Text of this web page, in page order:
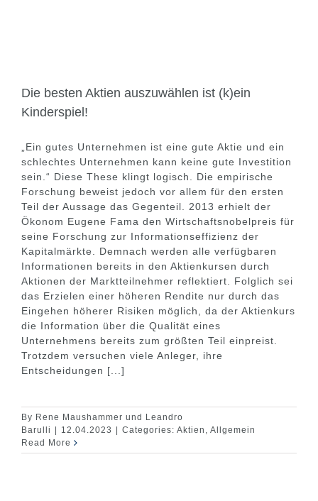
Die besten Aktien auszuwählen ist (k)ein
Kinderspiel!
„Ein gutes Unternehmen ist eine gute Aktie und ein
schlechtes Unternehmen kann keine gute Investition
sein.“ Diese These klingt logisch. Die empirische
Forschung beweist jedoch vor allem für den ersten
Teil der Aussage das Gegenteil. 2013 erhielt der
Ökonom Eugene Fama den Wirtschaftsnobelpreis für
seine Forschung zur Informationseffizienz der
Kapitalmärkte. Demnach werden alle verfügbaren
Informationen bereits in den Aktienkursen durch
Aktionen der Marktteilnehmer reflektiert. Folglich sei
das Erzielen einer höheren Rendite nur durch das
Eingehen höherer Risiken möglich, da der Aktienkurs
die Information über die Qualität eines
Unternehmens bereits zum größten Teil einpreist.
Trotzdem versuchen viele Anleger, ihre
Entscheidungen [...]
By Rene Maushammer und Leandro
Barulli
12.04.2023 Categories: Aktien , Allgemein
Read More